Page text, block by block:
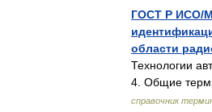
ГОСТ Р ИСО/
области
Технологии
4. Общие
справочник